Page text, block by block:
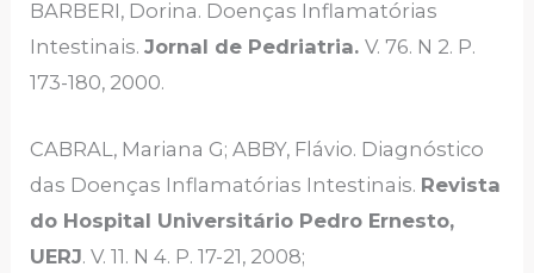
BARBERI, Dorina. Doenças Inflamatórias
Intestinais.Jornal de Pedriatria.V. 76. N 2. P.
173-180, 2000.
CABRAL, Mariana G; ABBY, Flávio. Diagnóstico
das Doenças Inflamatórias Intestinais. Revista
do Hospital Universitário Pedro Ernesto,
UERJ. V. 11. N 4. P. 17-21, 2008;